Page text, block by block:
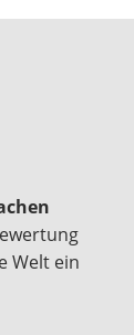
Welt ein